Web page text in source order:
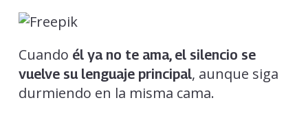
Cuando él ya no te ama, el silencio se
vuelve su lenguaje principal, aunque siga
durmiendo en la misma cama.